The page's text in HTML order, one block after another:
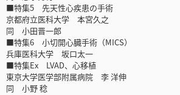
■特集5 先天性心疾患の手術
京都府立医科大学 本宮久之
同 小田晋一郎
■特集6 小切開心臓手術（MICS）
兵庫医科大学 坂口太一
■特集Ex LVAD、心移植
東京大学医学部附属病院 李 洋伸
同 小野 稔